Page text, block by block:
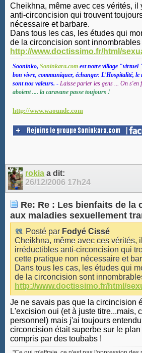
Cheikhna, même avec ces vérités, il
anti-circoncision qui trouvent
nécessaire et barbare.
Dans tous les cas, les études qui
de la circoncision sont innombrables
http://www.doctissimo.fr/html/
Sooninko, Soninkara.com est notre village "virtuel
bon vivre, communiquer, échanger. L'Hospitalité, le
sont nos valeurs. - Laisse parler les gens ... On s'en
aboient .... la caravane passe toujours !
http://www.waounde.com
rokia a dit:
26/12/2006 17h24
Re: Re : Les bienfaits de la
aux maladies sexuellement
Posté par Fodyé Cissé
Cheikhna, même avec ces vérités,
irréductibles anti-circoncision qui
cette pratique non nécessaire et
Dans tous les cas, les études qui
de la circoncision sont
http://www.doctissimo.fr/html/
Je ne savais pas que la circincision
L'excision oui (et à juste titre...mais,
personnel) mais j'ai toujours
circoncision était superbe sur le
compris par des toubabs !